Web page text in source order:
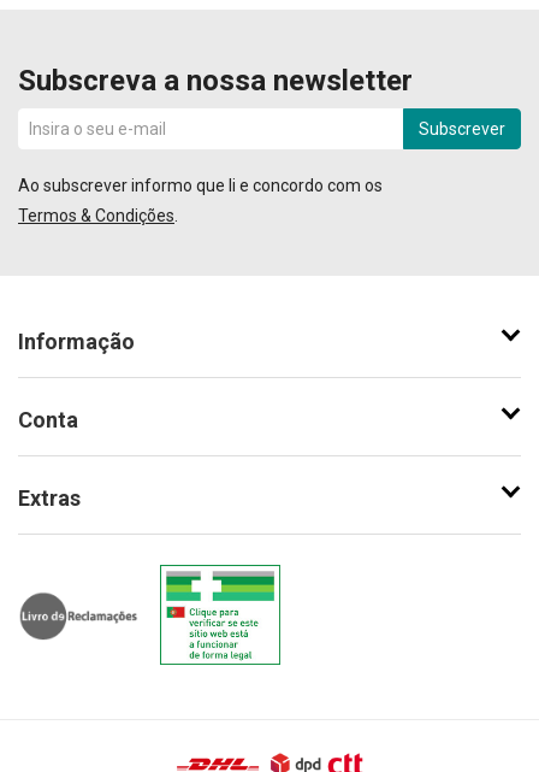
Subscreva a nossa newsletter
Subscrever
Ao subscrever informo que li e concordo com os
Termos & Condições
Informação
Conta
Extras